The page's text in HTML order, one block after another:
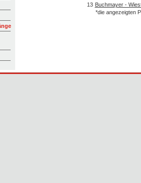
13 Buchmayer -
*die angezeigten